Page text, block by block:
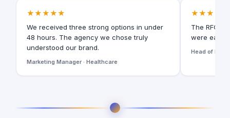
★★★★★
We received three strong options in under
48 hours. The agency we chose truly
understood our brand.
Marketing Manager · Healthcare
★★★★★
The RFQ
were easy
Head of